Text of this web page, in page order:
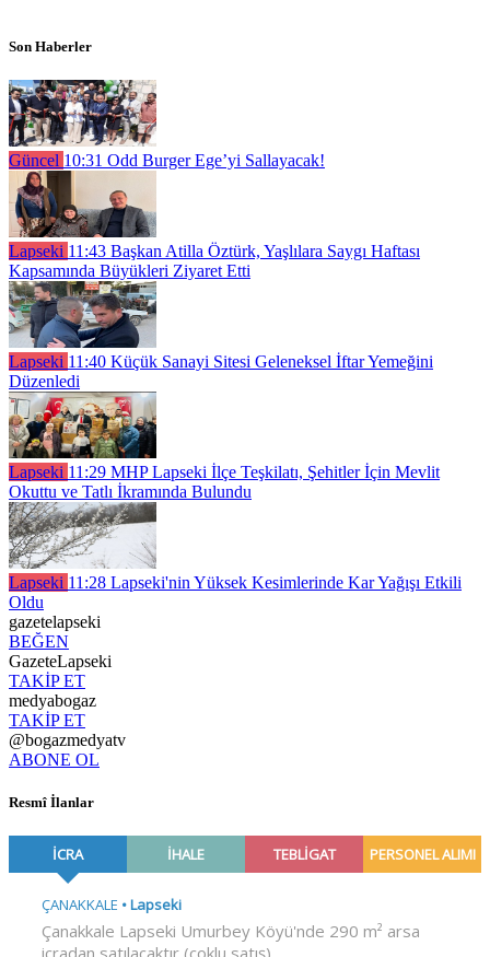
Son Haberler
Güncel 10:31 Odd Burger Ege’yi Sallayacak!
Lapseki 11:43 Başkan Atilla Öztürk, Yaşlılara Saygı Haftası
Kapsamında Büyükleri Ziyaret Etti
Lapseki 11:40 Küçük Sanayi Sitesi Geleneksel İftar Yemeğini
Düzenledi
Lapseki 11:29 MHP Lapseki İlçe Teşkilatı, Şehitler İçin Mevlit
Okuttu ve Tatlı İkramında Bulundu
Lapseki 11:28 Lapseki'nin Yüksek Kesimlerinde Kar Yağışı Etkili
Oldu
gazetelapseki
BEĞEN
GazeteLapseki
TAKİP ET
medyabogaz
TAKİP ET
@bogazmedyatv
ABONE OL
Resmî İlanlar